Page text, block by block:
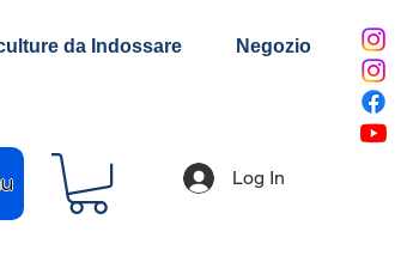
da Indossare Negozio
Log In